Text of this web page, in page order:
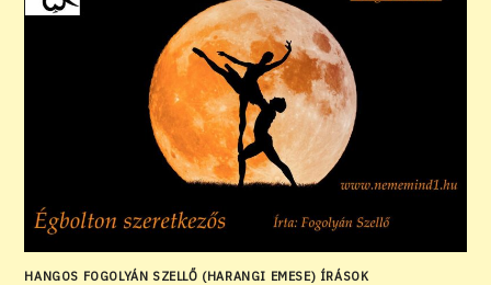
HANGOS FOGOLYÁN SZELLŐ (HARANGI EMESE) ÍRÁSOK